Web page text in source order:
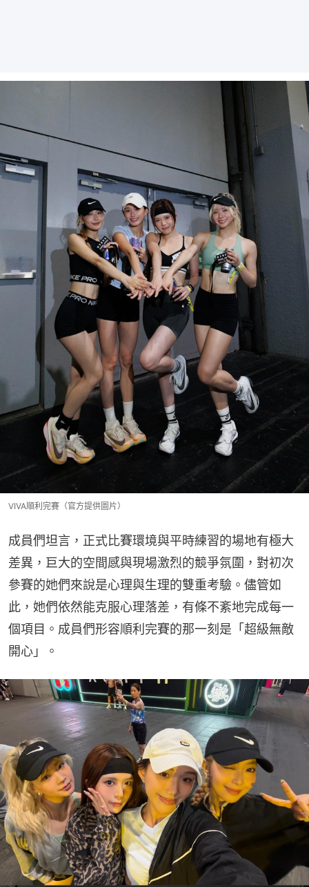
VIVA順利完賽（官方提供圖片）
成員們坦言，正式比賽環境與平時練習的場地有極大
差異，巨大的空間感與現場激烈的競爭氛圍，對初次
參賽的她們來說是心理與生理的雙重考驗。儘管如
此，她們依然能克服心理落差，有條不紊地完成每一
個項目。成員們形容順利完賽的那一刻是「超級無敵
開心」。